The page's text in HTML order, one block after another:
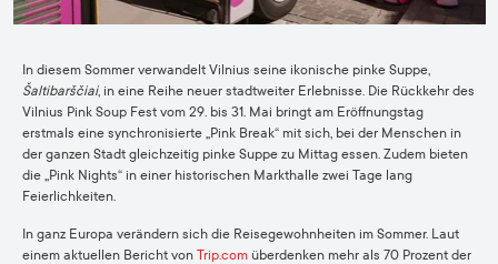
In diesem Sommer verwandelt Vilnius seine ikonische pinke Suppe,
Šaltibarščiai, in eine Reihe neuer stadtweiter Erlebnisse. Die Rückkehr des
Vilnius Pink Soup Fest vom 29. bis 31. Mai bringt am Eröffnungstag
erstmals eine synchronisierte „Pink Break“ mit sich, bei der Menschen in
der ganzen Stadt gleichzeitig pinke Suppe zu Mittag essen. Zudem bieten
die „Pink Nights“ in einer historischen Markthalle zwei Tage lang
Feierlichkeiten.
In ganz Europa verändern sich die Reisegewohnheiten im Sommer. Laut
einem aktuellen Bericht von Trip.com überdenken mehr als 70 Prozent der